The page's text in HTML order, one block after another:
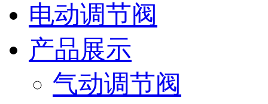
电动调节阀
产品展示
气动调节阀